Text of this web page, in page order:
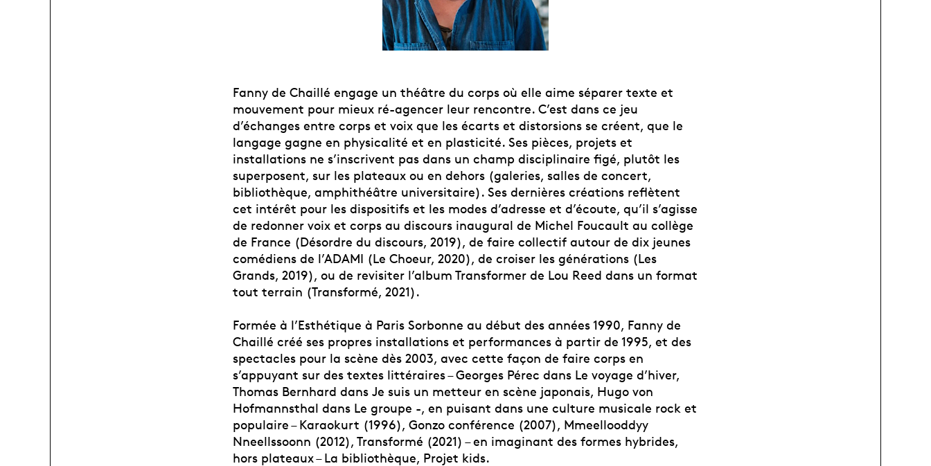
Fanny de Chaillé engage un théâtre du corps où elle aime séparer texte et
mouvement pour mieux ré-agencer leur rencontre. C’est dans ce jeu
d’échanges entre corps et voix que les écarts et distorsions se créent, que le
langage gagne en physicalité et en plasticité. Ses pièces, projets et
installations ne s’inscrivent pas dans un champ disciplinaire figé, plutôt les
superposent, sur les plateaux ou en dehors (galeries, salles de concert,
bibliothèque, amphithéâtre universitaire). Ses dernières créations reflètent
cet intérêt pour les dispositifs et les modes d’adresse et d’écoute, qu’il s’agisse
de redonner voix et corps au discours inaugural de Michel Foucault au collège
de France (Désordre du discours, 2019), de faire collectif autour de dix jeunes
comédiens de l’ADAMI (Le Choeur, 2020), de croiser les générations (Les
Grands, 2019), ou de revisiter l’album Transformer de Lou Reed dans un format
tout terrain (Transformé, 2021).
Formée à l’Esthétique à Paris Sorbonne au début des années 1990, Fanny de
Chaillé créé ses propres installations et performances à partir de 1995, et des
spectacles pour la scène dès 2003, avec cette façon de faire corps en
s’appuyant sur des textes littéraires – Georges Pérec dans Le voyage d’hiver,
Thomas Bernhard dans Je suis un metteur en scène japonais, Hugo von
Hofmannsthal dans Le groupe -, en puisant dans une culture musicale rock et
populaire – Karaokurt (1996), Gonzo conférence (2007), Mmeellooddyy
Nneellssoonn (2012), Transformé (2021) – en imaginant des formes hybrides,
hors plateaux – La bibliothèque, Projet kids.